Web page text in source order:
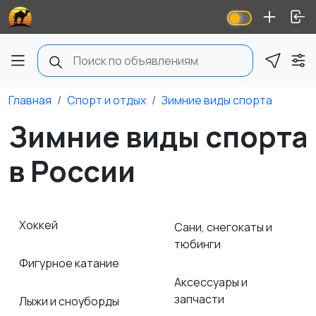
Главная Спорт и отдых Зимние виды спорта
Зимние виды спорта
в России
Хоккей
Фигурное катание
Лыжи и сноуборды
Сани, снегокаты и
тюбинги
Аксессуары и
запчасти